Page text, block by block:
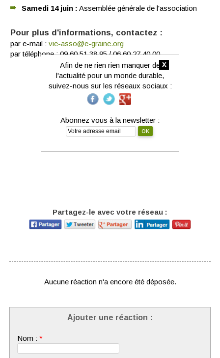
Samedi 14 juin : Assemblée générale de l'association
Pour plus d'informations, contactez :
par e-mail : vie-asso@e-graine.org
par téléphone : 09 60 51 38 95 / 06 60 27 40 00
Vous avez aimé ce contenu ?
Partagez-le avec votre réseau :
Aucune réaction n'a encore été déposée.
Ajouter une réaction :
Nom : *
x
Afin de ne rien rien manquer de
l'actualité pour un monde durable,
suivez-nous sur les réseaux sociaux :
Abonnez vous à la newsletter :